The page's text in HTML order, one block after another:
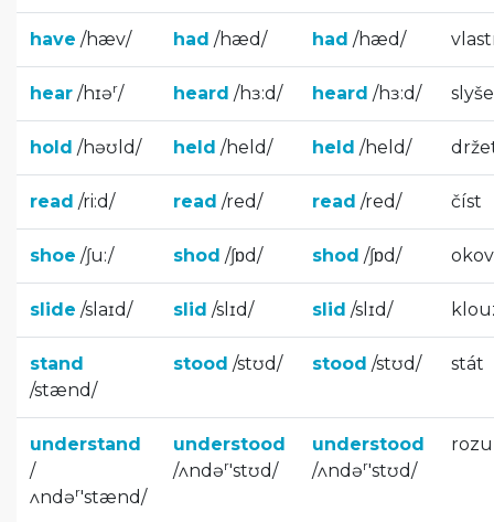
have /hæv/ had /hæd/ had /hæd/
hear /hɪər/ heard /hɜ:d/ heard /hɜ:d/
hold /həʊld/ held /held/ held /held/
read /ri:d/ read /red/ read /red/ číst
shoe /ʃu:/ shod /ʃɒd/ shod /ʃɒd/
slide /slaɪd/ slid /slɪd/ slid /slɪd/
stand
/stænd/
stood /stʊd/ stood /stʊd/ stát
understand
/
ʌndər'stænd/
understood
/ʌndər'stʊd/
understood
/ʌndər'stʊd/